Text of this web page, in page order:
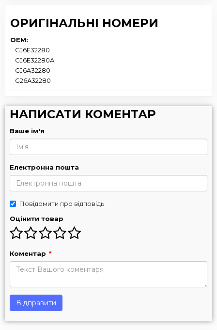
ОРИГІНАЛЬНІ НОМЕРИ
OEM:
GJ6E32280
GJ6E32280A
GJ6A32280
G26A32280
НАПИСАТИ КОМЕНТАР
Ваше ім'я
Електронна пошта
Повідомити про відповідь
Оцінити товар
Коментар *
Відправити